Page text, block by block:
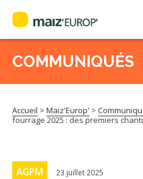
Rechercher
:
MAIZ’EUROP’
COMMUNIQUÉS
Accueil > Maiz'Europ' >
fourrage 2025 : des premiers
AGPM 23 juillet 2025